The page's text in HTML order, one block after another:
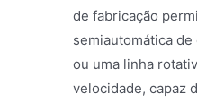
de fabricação
semiautomática
ou uma linha
velocidade, capaz